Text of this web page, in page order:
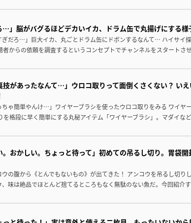
…」脳がバグるほどデカいイカ、ドラム缶で丸揚げにする
ぎだろ…」巨大イカ、丸ごとドラム缶にドボンするなんて… ハイサイ
者からの依頼を調査するというコンセプトでチャンネルをスタートさ
技があったなんて…」ウロコ取りって面倒くさくない？ い
ゃ簡単やんけ…」ワイヤーブラシを使ったウロコ取りをみる ワイヤ
を格段に早く簡単にする丸秘アイテム「ワイヤーブラシ」。マダイな
。おかしい。ちょっと待って」初めての吊るし切り。胃袋
の腹から《とんでもないもの》が出てきた！ アンコウを吊るし切り
味は絶品でほとんど捨てるところもなく無駄のない魚だ。今回紹介